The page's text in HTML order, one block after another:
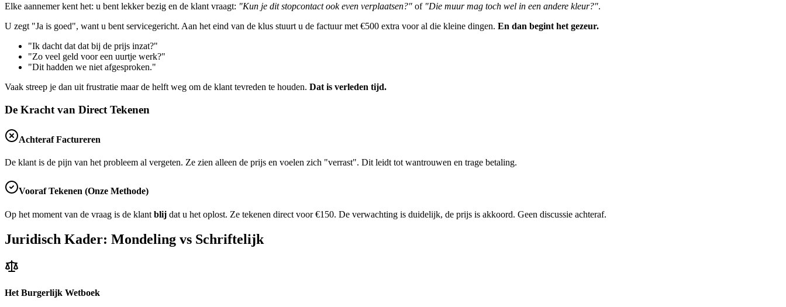
Elke aannemer kent het: u bent lekker bezig en de klant vraagt: "Kun je dit stopcontact ook even verplaatsen?" of "Die muur mag toch wel in een andere kleur?".
U zegt "Ja is goed", want u bent servicegericht. Aan het eind van de klus stuurt u de factuur met €500 extra voor al die kleine dingen. En dan begint het gezeur.
"Ik dacht dat dat bij de prijs inzat?"
"Zo veel geld voor een uurtje werk?"
"Dit hadden we niet afgesproken."
Vaak streep je dan uit frustratie maar de helft weg om de klant tevreden te houden. Dat is verleden tijd.
De Kracht van Direct Tekenen
Achteraf Factureren
De klant is de pijn van het probleem al vergeten. Ze zien alleen de prijs en voelen zich "verrast". Dit leidt tot wantrouwen en trage betaling.
Vooraf Tekenen (Onze Methode)
Op het moment van de vraag is de klant blij dat u het oplost. Ze tekenen direct voor €150. De verwachting is duidelijk, de prijs is akkoord. Geen discussie achteraf.
Juridisch Kader: Mondeling vs Schriftelijk
Het Burgerlijk Wetboek